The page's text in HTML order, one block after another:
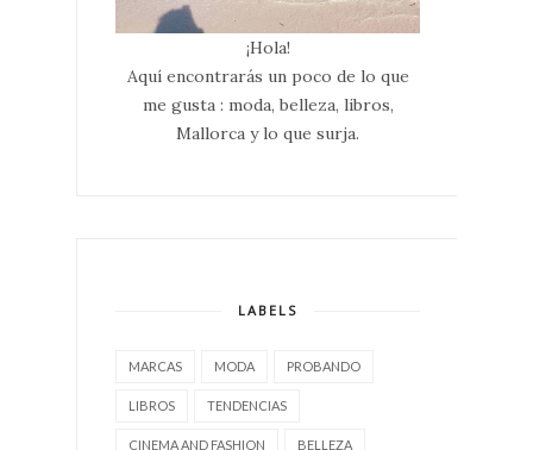
¡Hola!
Aquí encontrarás un poco de lo que
me gusta : moda, belleza, libros,
Mallorca y lo que surja.
LABELS
MARCAS MODA PROBANDO
LIBROS TENDENCIAS
CINEMA AND FASHION BELLEZA